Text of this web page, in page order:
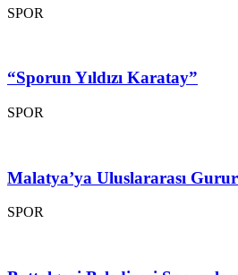
SPOR
“Sporun Yıldızı Karatay”
SPOR
Malatya’ya Uluslararası Gurur
SPOR